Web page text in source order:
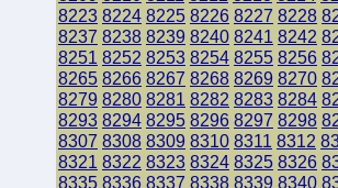
8223 8224 8225 8226 8227 8228
8237 8238 8239 8240 8241 8242
8251 8252 8253 8254 8255 8256
8265 8266 8267 8268 8269 8270
8279 8280 8281 8282 8283 8284
8293 8294 8295 8296 8297 8298
8307 8308 8309 8310 8311 8312
8321 8322 8323 8324 8325 8326
8335 8336 8337 8338 8339 8340